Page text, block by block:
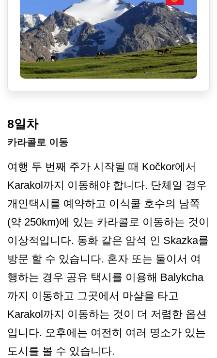
8일차
카라콜로 이동
여행 두 번째 주가 시작될 때 Kočkor에서
Karakol까지 이동해야 합니다. 단체일 경우
개인택시를 예약하고 이식쿨 호수의 남쪽
(약 250km)에 있는 카라콜로 이동하는 것이
이상적입니다. 동화 같은 암석 인 Skazka를
방문 할 수 있습니다. 혼자 또는 둘이서 여
행하는 경우 공유 택시를 이용해 Balykcha
까지 이동하고 그곳에서 마샬을 타고
Karakol까지 이동하는 것이 더 저렴한 옵션
입니다. 오후에는 여전히 여러 명소가 있는
도시를 볼 수 있습니다.